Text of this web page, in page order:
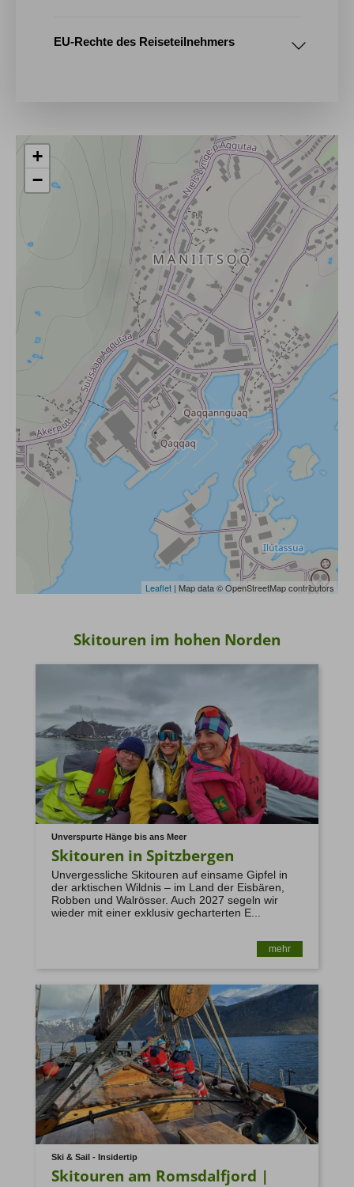
AGB
3. Absagefristen bei nicht Erreichen der
4. Gruppengröße
5. Geplanter Guide
6. Reisepreis / Zahlungsmodalitäten
7. Versicherungen
Weitere Hinweise zum Thema
10. Mobilitätshinweis
11. Sprache
12. Reiserücktritt
13. Restrisiko
info@mountain-spirit.de
15. Das Recht auf Widerspruch (Art. 21 DSGVO)
https://www.bfdi.bund.de/DE/Buerger/Inhalte/Allgemein/
EU-Rechte des Reiseteilnehmers
+
−
Leaflet | Map data © OpenStreetMap contributors
Skitouren im hohen Norden
Unverspurte Hänge bis ans Meer
Skitouren in Spitzbergen
Unvergessliche Skitouren auf einsame Gipfel in
der arktischen Wildnis – im Land der Eisbären,
Robben und Walrösser. Auch 2027 segeln wir
wieder mit einer exklusiv gecharterten E...
mehr
Ski & Sail - Insidertip
Skitouren am Romsdalfjord |